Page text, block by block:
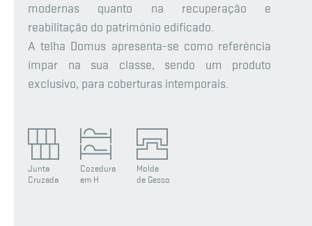
modernas quanto na recuperação e
reabilitação do património edificado.
A telha Domus apresenta-se como referência
ímpar na sua classe, sendo um produto
exclusivo, para coberturas intemporais.
Junta
Cruzada
Cozedura
em H
Molde
de Gesso